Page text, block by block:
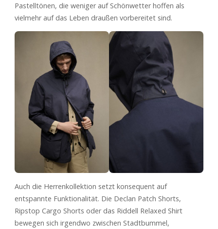
Pastelltönen, die weniger auf Schönwetter hoffen als
vielmehr auf das Leben draußen vorbereitet sind.
Auch die Herrenkollektion setzt konsequent auf
entspannte Funktionalität. Die Declan Patch Shorts,
Ripstop Cargo Shorts oder das Riddell Relaxed Shirt
bewegen sich irgendwo zwischen Stadtbummel,